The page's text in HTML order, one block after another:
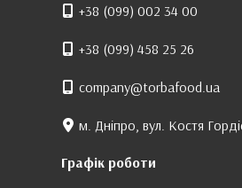
+38 (099) 002 34 00
+38 (099) 458 25 26
company@torbafood.ua
м. Дніпро, вул. Костя
Графік роботи